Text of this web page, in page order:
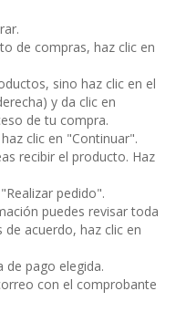
de compras, haz clic en
sino haz clic en el
y da clic en
de tu compra.
clic en "Continuar".
recibir el producto. Haz
pedido".
puedes revisar toda
acuerdo, haz clic en
pago elegida.
con el comprobante